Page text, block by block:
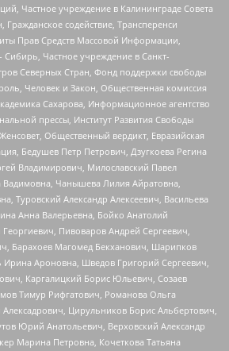
Частное учреждение в Калининграде Совета
Гражданское содействие, Трансперенси
Прав Средств Массовой Информации,
Сибирь, Частное учреждение в Санкт-
Северных Стран, Фонд поддержки свободы
Человек и Закон, Общественная комиссия
Сахарова, Информационное агентство
прессы, Институт Развития Свободы
Общественный вердикт, Евразийская
Бедушев Петр Петрович, Дзугкоева Регина
Владимирович, Милославский Павел
Чанышева Лилия Айратовна,
Туровский Александр Алексеевич, Васильева
Анна Валерьевна, Бойко Анатолий
Пивоваров Андрей Сергеевич,
Барахоев Магомед Бекханович, Шарипков
Ароновна, Шведов Григорий Сергеевич,
Каргалицкий Борис Юльевич, Созаев
Тимур Рифгатович, Романова Ольга
Цирульников Борис Альбертович,
Юрий Анатольевич, Верховский Александр
Марина Петровна, Кочеткова Татьяна